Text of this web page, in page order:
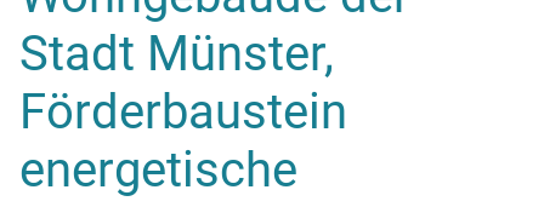
Stadt Münster,
Förderbaustein
energetische